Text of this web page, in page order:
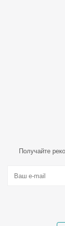
Получайте